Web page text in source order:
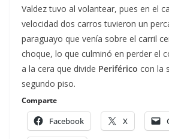
Valdez tuvo al volantear, pues en el
velocidad dos carros tuvieron un
paraguayo que venía sobre el carril
choque, lo que culminó en perder el
a la cera que divide Periférico con la
segundo piso.
Comparte
Facebook X